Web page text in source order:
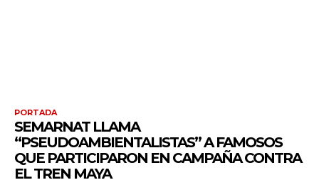
PORTADA
SEMARNAT LLAMA
“PSEUDOAMBIENTALISTAS” A FAMOSOS
QUE PARTICIPARON EN CAMPAÑA CONTRA
EL TREN MAYA